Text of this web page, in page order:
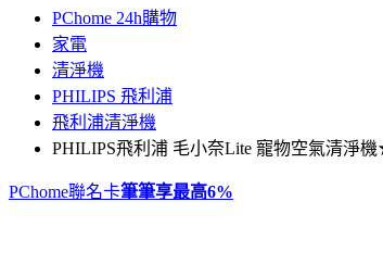
PChome 24h購物
家電
清淨機
PHILIPS 飛利浦
飛利浦清淨機
PHILIPS飛利浦 毛小奈Lite 寵物空氣清淨
PChome聯名卡筆筆享最高6%